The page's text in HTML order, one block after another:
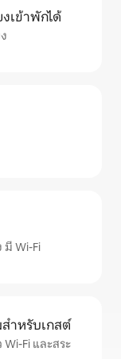
เข้าพักได้
มี Wi-Fi
ำหรับเกสต์
Fi และสระ